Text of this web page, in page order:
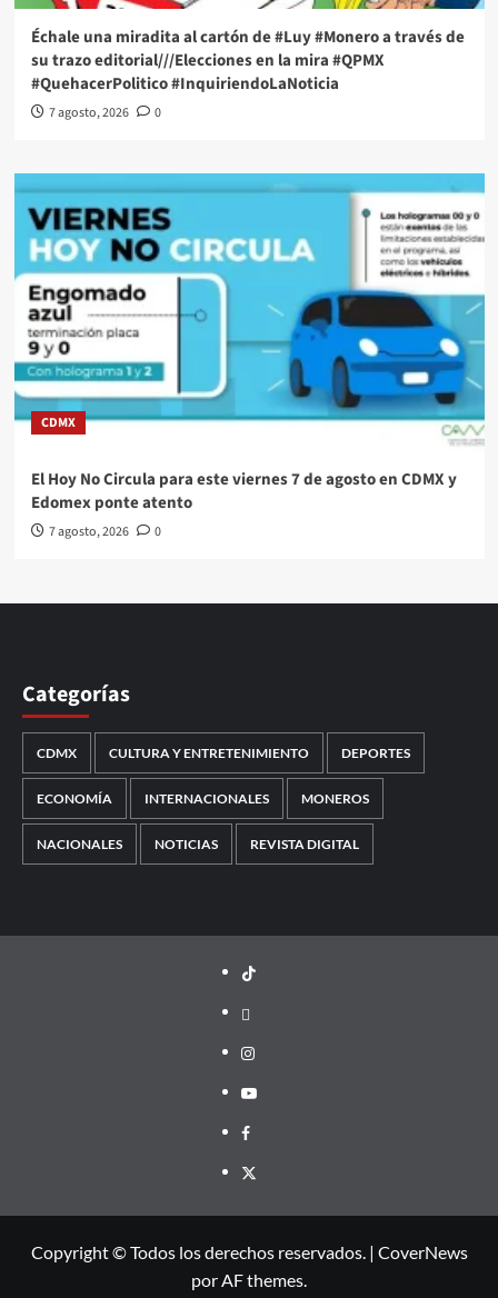
Échale una miradita al cartón de #Luy #Monero a través de
su trazo editorial///Elecciones en la mira #QPMX
#QuehacerPolitico #InquiriendoLaNoticia
7 agosto, 2026 0
CDMX
El Hoy No Circula para este viernes 7 de agosto en CDMX y
Edomex ponte atento
7 agosto, 2026 0
Categorías
CDMX CULTURA Y ENTRETENIMIENTO DEPORTES
ECONOMÍA INTERNACIONALES MONEROS
NACIONALES NOTICIAS REVISTA DIGITAL
TikTok
threads
Instagram
Youtube
Facebook
X
Copyright © Todos los derechos reservados. | CoverNews
por AF themes.